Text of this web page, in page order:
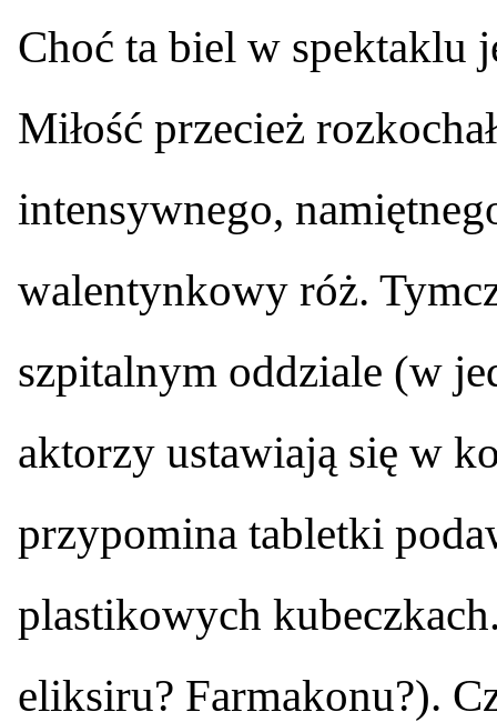
Choć ta biel w spektaklu
Miłość przecież
intensywnego,
walentynkowy róż.
szpitalnym oddziale (w
aktorzy ustawiają się w
przypomina tabletki
plastikowych
eliksiru? Farmakonu?).